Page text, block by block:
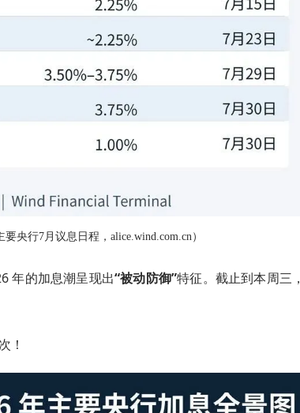
要央行7月议息日程，alice.wind.com.cn）
年的加息潮呈现出“被动防御”特征。截止到本周三，
！